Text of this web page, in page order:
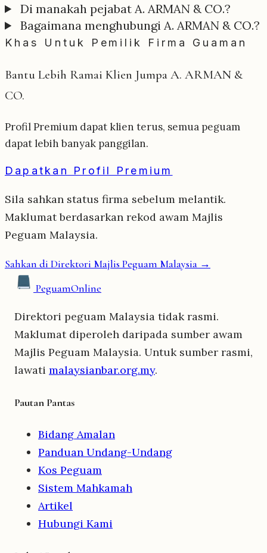
Di manakah pejabat A. ARMAN & CO.?
Bagaimana menghubungi A. ARMAN & CO.?
Khas Untuk Pemilik Firma Guaman
Bantu Lebih Ramai Klien Jumpa A. ARMAN &
CO.
Profil Premium dapat klien terus, semua peguam
dapat lebih banyak panggilan.
Dapatkan Profil Premium
Sila sahkan status firma sebelum melantik.
Maklumat berdasarkan rekod awam Majlis
Peguam Malaysia.
Sahkan di Direktori Majlis Peguam Malaysia →
PeguamOnline
Direktori peguam Malaysia tidak rasmi.
Maklumat diperoleh daripada sumber awam
Majlis Peguam Malaysia. Untuk sumber rasmi,
lawati malaysianbar.org.my.
Pautan Pantas
Bidang Amalan
Panduan Undang-Undang
Kos Peguam
Sistem Mahkamah
Artikel
Hubungi Kami